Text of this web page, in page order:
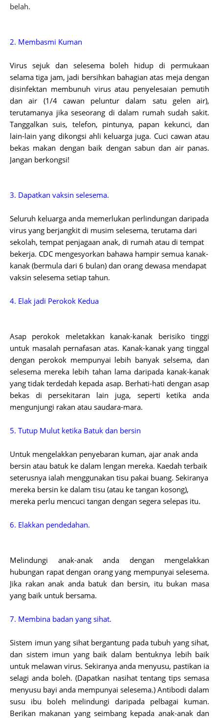
belah.
2. Membasmi Kuman
Virus sejuk dan selesema boleh hidup di permukaan
selama tiga jam, jadi bersihkan bahagian atas meja dengan
disinfektan membunuh virus atau penyelesaian pemutih
dan air (1/4 cawan peluntur dalam satu gelen air),
terutamanya jika seseorang di dalam rumah sudah sakit.
Tanggalkan suis, telefon, pintunya, papan kekunci, dan
lain-lain yang dikongsi ahli keluarga juga. Cuci cawan atau
bekas makan dengan baik dengan sabun dan air panas.
Jangan berkongsi!
3. Dapatkan vaksin selesema.
Seluruh keluarga anda memerlukan perlindungan daripada
virus yang berjangkit di musim selesema, terutama dari
sekolah, tempat penjagaan anak, di rumah atau di tempat
bekerja. CDC mengesyorkan bahawa hampir semua kanak-
kanak (bermula dari 6 bulan) dan orang dewasa mendapat
vaksin selesema setiap tahun.
4. Elak jadi Perokok Kedua
Asap perokok meletakkan kanak-kanak berisiko tinggi
untuk masalah pernafasan atas. Kanak-kanak yang tinggal
dengan perokok mempunyai lebih banyak selsema, dan
selesema mereka lebih tahan lama daripada kanak-kanak
yang tidak terdedah kepada asap. Berhati-hati dengan asap
bekas di persekitaran lain juga, seperti ketika anda
mengunjungi rakan atau saudara-mara.
5. Tutup Mulut ketika Batuk dan bersin
Untuk mengelakkan penyebaran kuman, ajar anak anda
bersin atau batuk ke dalam lengan mereka. Kaedah terbaik
seterusnya ialah menggunakan tisu pakai buang. Sekiranya
mereka bersin ke dalam tisu (atau ke tangan kosong),
mereka perlu mencuci tangan dengan segera selepas itu.
6. Elakkan pendedahan.
Melindungi anak-anak anda dengan mengelakkan
hubungan rapat dengan orang yang mempunyai selesema.
Jika rakan anak anda batuk dan bersin, itu bukan masa
yang baik untuk bersama.
7. Membina badan yang sihat.
Sistem imun yang sihat bergantung pada tubuh yang sihat,
dan sistem imun yang baik dalam bentuknya lebih baik
untuk melawan virus. Sekiranya anda menyusu, pastikan ia
selagi anda boleh. (Dapatkan nasihat tentang tips semasa
menyusu bayi anda mempunyai selesema.) Antibodi dalam
susu ibu boleh melindungi daripada pelbagai kuman.
Berikan makanan yang seimbang kepada anak-anak dan